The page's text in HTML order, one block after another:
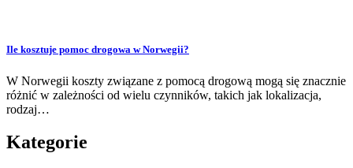
Ile kosztuje pomoc drogowa w Norwegii?
W Norwegii koszty związane z pomocą drogową mogą się znacznie
różnić w zależności od wielu czynników, takich jak lokalizacja,
rodzaj…
Kategorie